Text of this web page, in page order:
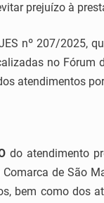
prejuízo à
nº 207/2025,
no Fórum
atendimentos
do atendimento
de São
bem como dos